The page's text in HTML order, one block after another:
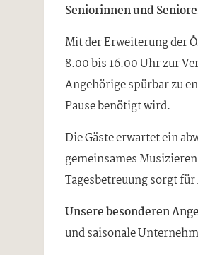
Seniorinnen und
Mit der Erweiterung der
8.00 bis 16.00 Uhr zur
Angehörige spürbar zu
Pause benötigt wird.
Die Gäste erwartet ein
gemeinsames
Tagesbetreuung sorgt
Unsere besonderen
und saisonale